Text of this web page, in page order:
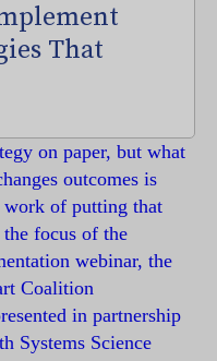
That
on paper, but what
outcomes is
work of putting that
focus of the
webinar, the
Coalition
in partnership
Systems Science